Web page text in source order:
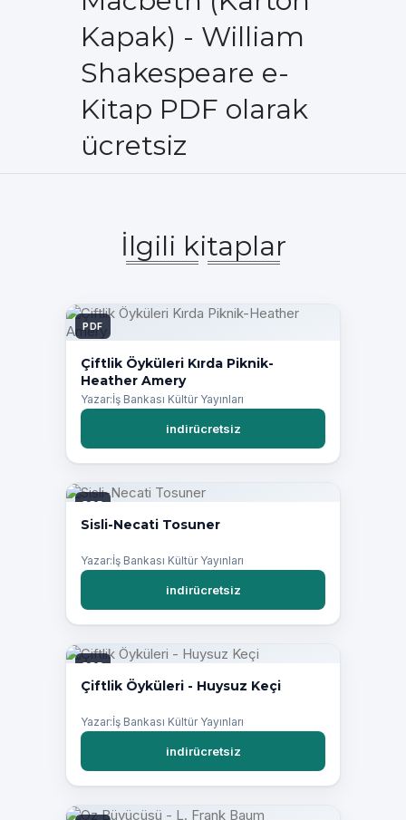
Kapak) - William
Shakespeare e-
Kitap PDF olarak
ücretsiz
İlgili kitaplar
PDF
Çiftlik Öyküleri Kırda Piknik-
Heather Amery
Yazar:İş Bankası Kültür Yayınları
indirücretsiz
PDF
Sisli-Necati Tosuner
Yazar:İş Bankası Kültür Yayınları
indirücretsiz
PDF
Çiftlik Öyküleri - Huysuz Keçi
Yazar:İş Bankası Kültür Yayınları
indirücretsiz